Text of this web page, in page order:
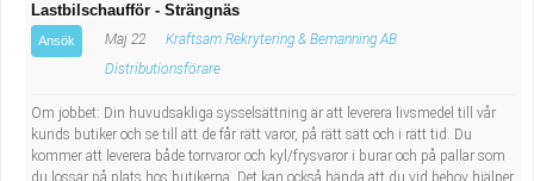
Lastbilschaufför - Strängnäs
Ansök Maj 22
Kraftsam Rekrytering & Bemanning AB
Distributionsförare
Om jobbet: Din huvudsakliga sysselsättning är att leverera livsmedel till vår
kunds butiker och se till att de får rätt varor, på rätt sätt och i rätt tid. Du
kommer att leverera både torrvaror och kyl/frysvaror i burar och på pallar som
du lossar på plats hos butikerna. Det kan också hända att du vid behov hjälper